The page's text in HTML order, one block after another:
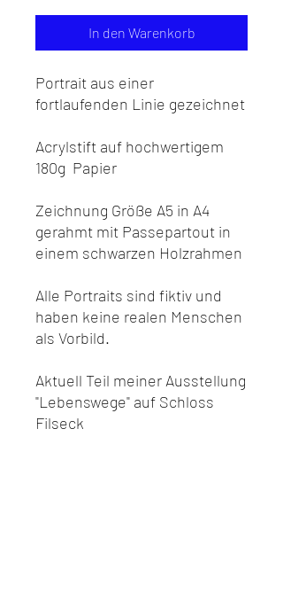
In den Warenkorb
Portrait aus einer
fortlaufenden Linie gezeichnet
Acrylstift auf hochwertigem
180g Papier
Zeichnung Größe A5 in A4
gerahmt mit Passepartout in
einem schwarzen Holzrahmen
Alle Portraits sind fiktiv und
haben keine realen Menschen
als Vorbild.
Aktuell Teil meiner Ausstellung
"Lebenswege" auf Schloss
Filseck